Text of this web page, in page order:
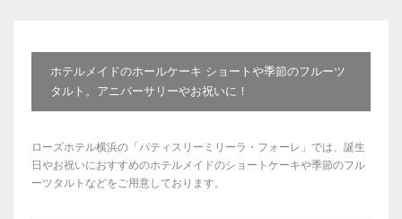
ホテルメイドのホールケーキ ショートや季節のフルーツ
タルト。アニバーサリーやお祝いに！
ローズホテル横浜の「パティスリーミリーラ・フォーレ」では、誕生
日やお祝いにおすすめのホテルメイドのショートケーキや季節のフル
ーツタルトなどをご用意しております。